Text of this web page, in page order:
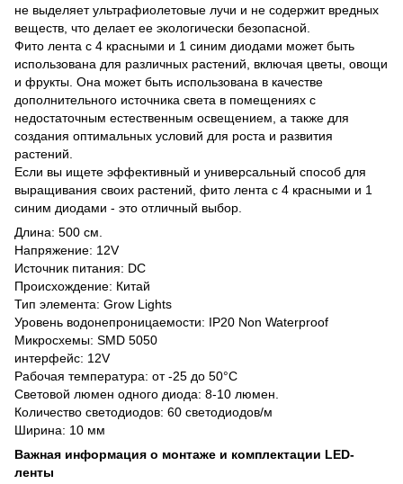
не выделяет ультрафиолетовые лучи и не содержит вредных
веществ, что делает ее экологически безопасной.
Фито лента с 4 красными и 1 синим диодами может быть
использована для различных растений, включая цветы, овощи
и фрукты. Она может быть использована в качестве
дополнительного источника света в помещениях с
недостаточным естественным освещением, а также для
создания оптимальных условий для роста и развития
растений.
Если вы ищете эффективный и универсальный способ для
выращивания своих растений, фито лента с 4 красными и 1
синим диодами - это отличный выбор.
Длина: 500 см.
Напряжение: 12V
Источник питания: DC
Происхождение: Китай
Тип элемента: Grow Lights
Уровень водонепроницаемости: IP20 Non Waterproof
Микросхемы: SMD 5050
интерфейс: 12V
Рабочая температура: от -25 до 50°C
Световой люмен одного диода: 8-10 люмен.
Количество светодиодов: 60 светодиодов/м
Ширина: 10 мм
Важная информация о монтаже и комплектации LED-
ленты